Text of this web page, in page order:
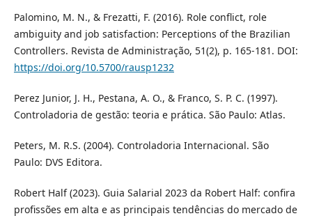
Palomino, M. N., & Frezatti, F. (2016). Role conflict, role
ambiguity and job satisfaction: Perceptions of the Brazilian
Controllers. Revista de Administração, 51(2), p. 165-181. DOI:
https://doi.org/10.5700/rausp1232
Perez Junior, J. H., Pestana, A. O., & Franco, S. P. C. (1997).
Controladoria de gestão: teoria e prática. São Paulo: Atlas.
Peters, M. R.S. (2004). Controladoria Internacional. São
Paulo: DVS Editora.
Robert Half (2023). Guia Salarial 2023 da Robert Half: confira
profissões em alta e as principais tendências do mercado de